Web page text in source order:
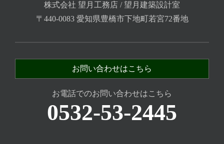
株式会社 望月工務店 / 望月建築設計室
〒440-0083 愛知県豊橋市下地町若宮72番地
お問い合わせはこちら
お電話でのお問い合わせはこちら
0532-53-2445